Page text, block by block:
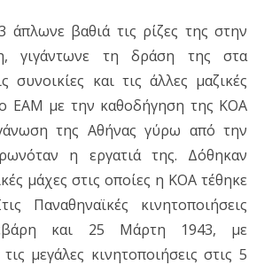
βαθιά τις ρίζες της στην
γιγάντωνε τη δράση της στα
συνοικίες και τις άλλες μαζικές
ΕΑΜ με την καθοδήγηση της ΚΟΑ
της Αθήνας γύρω από την
η εργατιά της. Δόθηκαν
μάχες στις οποίες η ΚΟΑ τέθηκε
Παναθηναϊκές κινητοποιήσεις
και 25 Μάρτη 1943, με
μεγάλες κινητοποιήσεις στις 5